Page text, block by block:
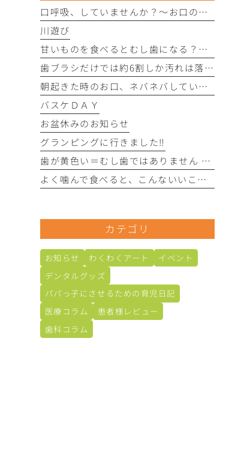
口呼吸、していませんか？〜お口の健康にさまざまな影響を与えることがあります〜
川遊び
甘いものを食べるとむし歯になる？〜実は「食べる回数」がポイントです〜
歯ブラシだけでは約6割しか汚れは落とせません〜フロスや歯間ブラシが大切な理由〜
朝起きた時のお口、ネバネバしていませんか？ 〜実は細菌が増えているサインかもしれません〜
バスケＤＡＹ
お盆休みのお知らせ
グランピングに行きました‼︎
歯が黄色い＝むし歯ではありません 〜歯の色にはさまざまな原因があります〜
よく噛んで食べると、こんないいことがあります！
カテゴリ
お知らせ わくわくアート
イベント
デンタルグッズ
パパっ子にさせるための育児日記
医療コラム
患者様レビュー
歯科コラム